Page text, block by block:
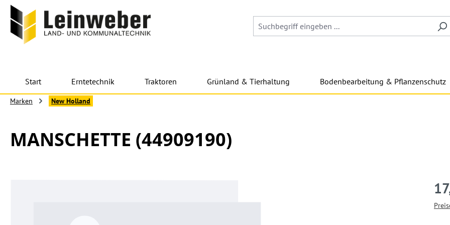
Hauptinhalt springen
Zur Suche springen
Zur Hauptnavigation springen
Start Erntetechnik Traktoren Grünland & Tierhaltung Bodenbearbeitung & Pflanzenschutz
Marken New Holland
MANSCHETTE (44909190)